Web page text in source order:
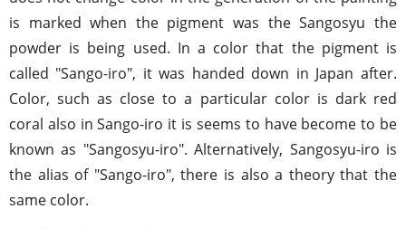
is marked when the pigment was the Sangosyu the
powder is being used. In a color that the pigment is
called "Sango-iro", it was handed down in Japan after.
Color, such as close to a particular color is dark red
coral also in Sango-iro it is seems to have become to be
known as "Sangosyu-iro". Alternatively, Sangosyu-iro is
the alias of "Sango-iro", there is also a theory that the
same color.